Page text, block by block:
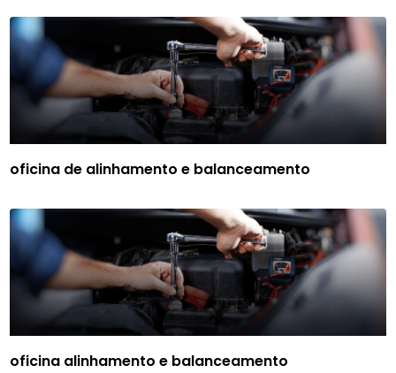
oficina de alinhamento e balanceamento
oficina alinhamento e balanceamento